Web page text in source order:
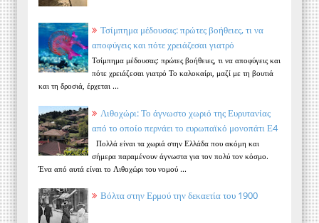
Τσίμπημα μέδουσας: πρώτες βοήθειες, τι να
αποφύγεις και πότε χρειάζεσαι γιατρό
Τσίμπημα μέδουσας: πρώτες βοήθειες, τι να αποφύγεις και
πότε χρειάζεσαι γιατρό Το καλοκαίρι, μαζί με τη βουτιά
και τη δροσιά, έρχεται ...
Λιθοχώρι: Το άγνωστο χωριό της Ευρυτανίας
από το οποίο περνάει το ευρωπαϊκό μονοπάτι Ε4
Πολλά είναι τα χωριά στην Ελλάδα που ακόμη και
σήμερα παραμένουν άγνωστα για τον πολύ τον κόσμο.
Ένα από αυτά είναι το Λιθοχώρι του νομού ...
Βόλτα στην Ερμού την δεκαετία του 1900